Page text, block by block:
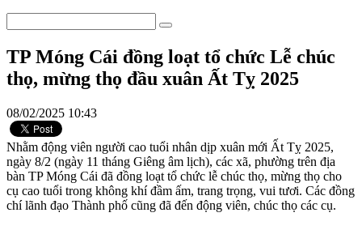
TP Móng Cái đồng loạt tổ chức Lễ chúc
thọ, mừng thọ đầu xuân Ất Tỵ 2025
08/02/2025 10:43
Nhằm động viên người cao tuổi nhân dịp xuân mới Ất Tỵ 2025,
ngày 8/2 (ngày 11 tháng Giêng âm lịch), các xã, phường trên địa
bàn TP Móng Cái đã đồng loạt tổ chức lễ chúc thọ, mừng thọ cho
cụ cao tuổi trong không khí đầm ấm, trang trọng, vui tươi. Các đồng
chí lãnh đạo Thành phố cũng đã đến động viên, chúc thọ các cụ.